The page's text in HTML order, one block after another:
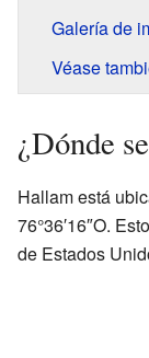
Galería de
Véase
¿Dónde
Hallam está
76°36′16″O.
de Estados